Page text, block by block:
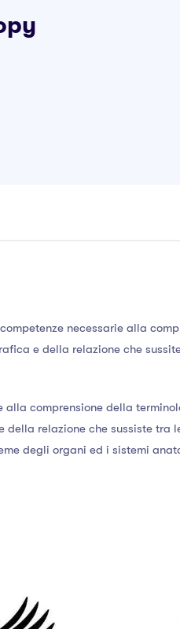
necessarie alla
e della relazione che
alla comprensione della
della relazione che sussiste tra
degli organi ed i sistemi